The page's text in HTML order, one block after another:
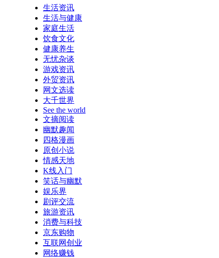
生活资讯
生活与健康
家庭生活
饮食文化
健康养生
无忧杂谈
游戏资讯
外贸资讯
网文选读
大千世界
See the world
文摘阅读
幽默趣闻
四格漫画
原创小说
情感天地
K线入门
笑话与幽默
娱乐界
剧评交流
旅游资讯
消费与科技
京东购物
互联网创业
网络赚钱